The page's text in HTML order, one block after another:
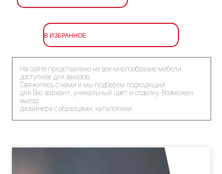
В ИЗБРАННОЕ
На сайте представлено не все многообразие мебели,
доступное для заказов.
Свяжитесь с нами и мы подберем подходящий
для Вас вариант, уникальный цвет и отделку. Возможен
выезд
дизайнера с образцами, каталогами